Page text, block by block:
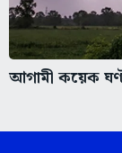
আগামী কয়েক